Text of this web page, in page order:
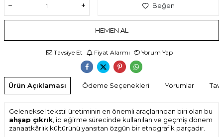
Beğen
HEMEN AL
Tavsiye Et Fiyat Alarmı Yorum Yap
Ürün Açıklaması Ödeme Seçenekleri Yorumlar
Geleneksel tekstil üretiminin en önemli araçlarından biri olan bu
ahşap çıkrık, ip eğirme sürecinde kullanılan ve geçmiş dönem
zanaatkârlık kültürünü yansıtan özgün bir etnografik parçadır.